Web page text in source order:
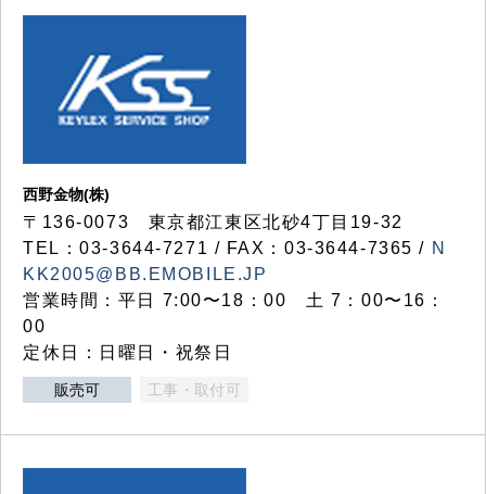
西野金物(株)
〒136-0073 東京都江東区北砂4丁目19-32
TEL：03‐3644‐7271 / FAX：03-3644-7365 / N
KK2005@BB.EMOBILE.JP
営業時間：平日 7:00〜18：00 土 7：00〜16：
00
定休日：日曜日・祝祭日
販売可 工事・取付可